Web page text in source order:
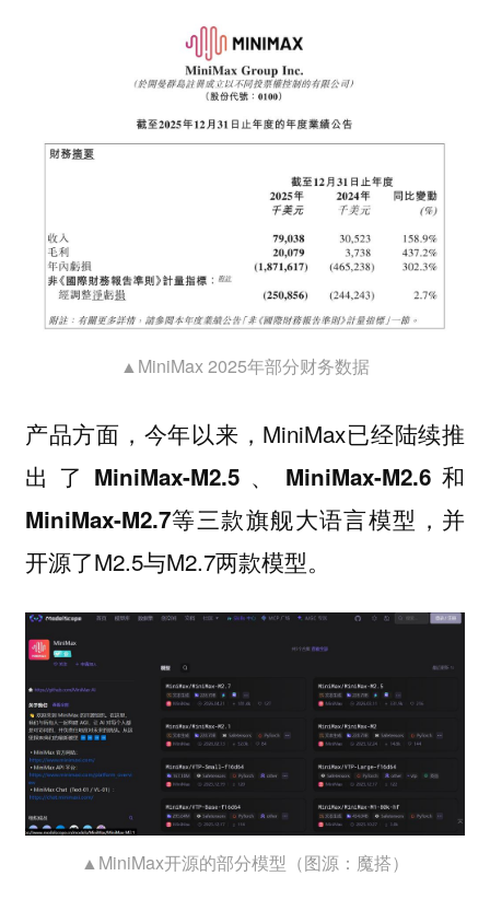
▲MiniMax 2025年部分财务数据
产品方面，今年以来，MiniMax已经陆续推
出了 MiniMax-M2.5、MiniMax-M2.6和
MiniMax-M2.7等三款旗舰大语言模型，并
开源了M2.5与M2.7两款模型。
▲MiniMax开源的部分模型（图源：魔搭）